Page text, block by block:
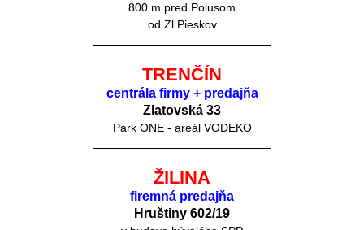
800 m pred Polusom
od Zl.Pieskov
TRENČÍN
centrála firmy + predajňa
Zlatovská 33
Park ONE - areál VODEKO
ŽILINA
firemná predajňa
Hruštiny 602/19